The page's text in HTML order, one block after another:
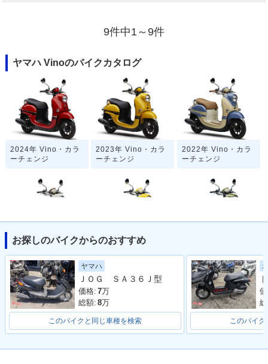
9件中1～9件
ヤマハ Vinoのバイクカタログ
2024年 Vino・カラ
ーチェンジ
2023年 Vino・カラ
ーチェンジ
2022年 Vino・カラ
ーチェンジ
ーチェンジ
ーチェンジ
モデルチェンジ
2018年 Vino DELU
2017年 Vino DELU
2017年 Vino DELU
お探しのバイクからのおすすめ
ヤマハ
ＪＯＧ ＳＡ３６Ｊ型
価格: 7万
総額: 8万
このバイクと同じ車種を検索 このバイク